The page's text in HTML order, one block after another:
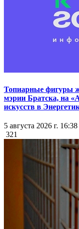
Топиарные фигуры
мэрии Братска, на
искусств в
5 августа 2026 г. 16:38
321